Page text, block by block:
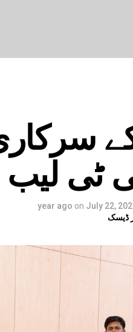
ٹی لیب
on July 22,
ڈیسک